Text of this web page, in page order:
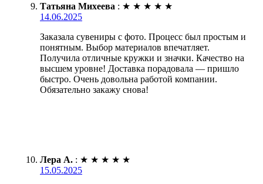
Татьяна Михеева : ★ ★ ★ ★ ★
14.06.2025
Заказала сувениры с фото. Процесс был простым и
понятным. Выбор материалов впечатляет.
Получила отличные кружки и значки. Качество на
высшем уровне! Доставка порадовала — пришло
быстро. Очень довольна работой компании.
Обязательно закажу снова!
Лера А. : ★ ★ ★ ★ ★
15.05.2025